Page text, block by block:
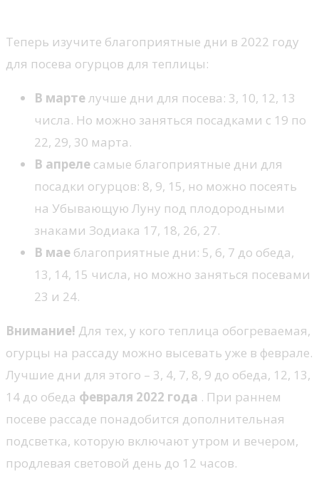
Теперь изучите благоприятные дни в 2022 году
для посева огурцов для теплицы:
В мартелучше дни для посева: 3, 10, 12, 13
числа. Но можно заняться посадками с 19 по
22, 29, 30 марта.
В апреле самые благоприятные дни для
посадки огурцов: 8, 9, 15, но можно посеять
на Убывающую Луну под плодородными
знаками Зодиака 17, 18, 26, 27.
В мае благоприятные дни: 5, 6, 7 до обеда,
13, 14, 15 числа, но можно заняться посевами
23 и 24.
Внимание! Для тех, у кого теплица обогреваемая,
огурцы на рассаду можно высевать уже в феврале.
Лучшие дни для этого – 3, 4, 7, 8, 9 до обеда, 12, 13,
14 до обеда февраля 2022 года . При раннем
посеве рассаде понадобится дополнительная
подсветка, которую включают утром и вечером,
продлевая световой день до 12 часов.